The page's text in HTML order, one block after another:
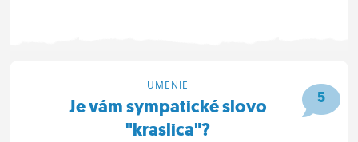
5
UMENIE
Je vám sympatické slovo
"kraslica"?